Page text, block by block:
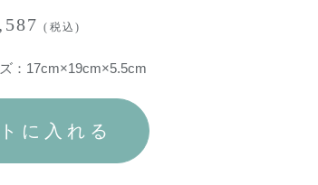
(税込)
：17cm×19cm×5.5cm